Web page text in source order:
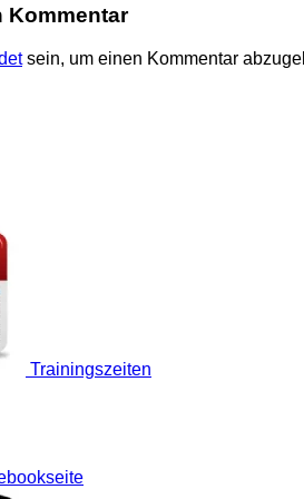
Kommentar
sein, um einen Kommentar
Trainingszeiten